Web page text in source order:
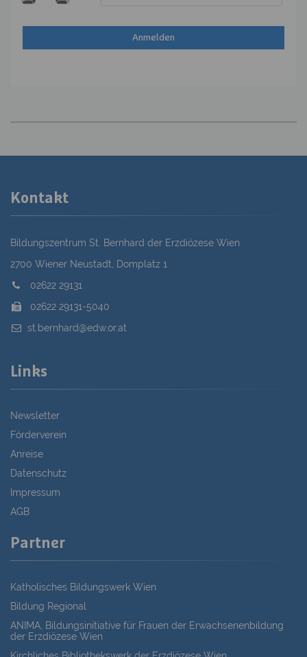
Kontakt
Bildungszentrum St. Bernhard der Erzdiözese Wien
2700 Wiener Neustadt, Domplatz 1
02622 29131
02622 29131-5040
st.bernhard@edw.or.at
Links
Newsletter
Förderverein
Anreise
Datenschutz
Impressum
AGB
Partner
Katholisches Bildungswerk Wien
Bildung Regional
ANIMA, Bildungsinitiative für Frauen der Erwachsenenbildung
der Erzdiözese Wien